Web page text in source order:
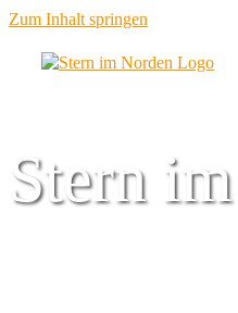
Zum Inhalt springen
Stern